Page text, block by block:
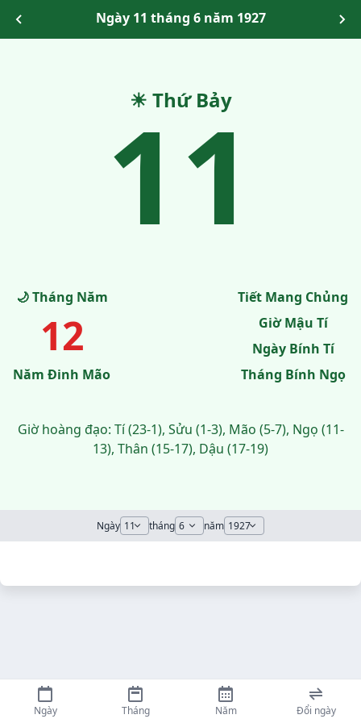
Ngày 11 tháng 6 năm 1927
☀ Thứ Bảy
11
🌙 Tháng Năm
12
Năm Đinh Mão
Tiết Mang Chủng
Giờ Mậu Tí
Ngày Bính Tí
Tháng Bính Ngọ
Giờ hoàng đạo: Tí (23-1), Sửu (1-3), Mão (5-7), Ngọ (11-
13), Thân (15-17), Dậu (17-19)
Ngày tháng năm
Ngày Tháng Năm Đổi ngày